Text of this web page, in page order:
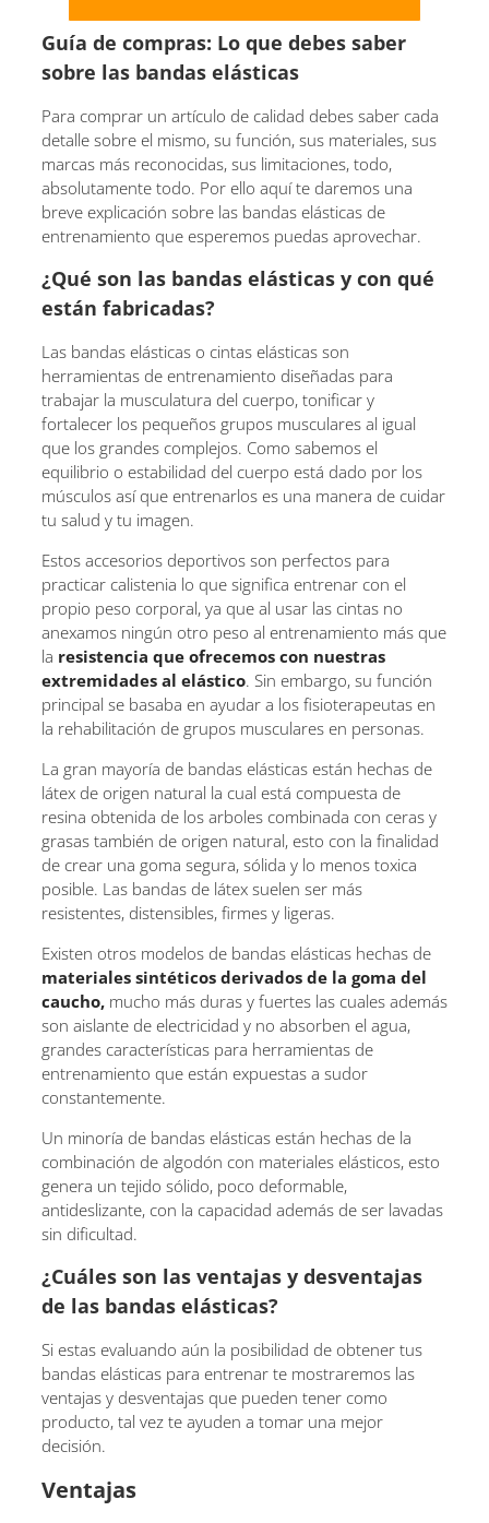
Guía de compras: Lo que debes saber
sobre las bandas elásticas
Para comprar un artículo de calidad debes saber cada
detalle sobre el mismo, su función, sus materiales, sus
marcas más reconocidas, sus limitaciones, todo,
absolutamente todo. Por ello aquí te daremos una
breve explicación sobre las bandas elásticas de
entrenamiento que esperemos puedas aprovechar.
¿Qué son las bandas elásticas y con qué
están fabricadas?
Las bandas elásticas o cintas elásticas son
herramientas de entrenamiento diseñadas para
trabajar la musculatura del cuerpo, tonificar y
fortalecer los pequeños grupos musculares al igual
que los grandes complejos. Como sabemos el
equilibrio o estabilidad del cuerpo está dado por los
músculos así que entrenarlos es una manera de cuidar
tu salud y tu imagen.
Estos accesorios deportivos son perfectos para
practicar calistenia lo que significa entrenar con el
propio peso corporal, ya que al usar las cintas no
anexamos ningún otro peso al entrenamiento más que
la resistencia que ofrecemos con nuestras
extremidades al elástico. Sin embargo, su función
principal se basaba en ayudar a los fisioterapeutas en
la rehabilitación de grupos musculares en personas.
La gran mayoría de bandas elásticas están hechas de
látex de origen natural la cual está compuesta de
resina obtenida de los arboles combinada con ceras y
grasas también de origen natural, esto con la finalidad
de crear una goma segura, sólida y lo menos toxica
posible. Las bandas de látex suelen ser más
resistentes, distensibles, firmes y ligeras.
Existen otros modelos de bandas elásticas hechas de
materiales sintéticos derivados de la goma del
caucho, mucho más duras y fuertes las cuales además
son aislante de electricidad y no absorben el agua,
grandes características para herramientas de
entrenamiento que están expuestas a sudor
constantemente.
Un minoría de bandas elásticas están hechas de la
combinación de algodón con materiales elásticos, esto
genera un tejido sólido, poco deformable,
antideslizante, con la capacidad además de ser lavadas
sin dificultad.
¿Cuáles son las ventajas y desventajas
de las bandas elásticas?
Si estas evaluando aún la posibilidad de obtener tus
bandas elásticas para entrenar te mostraremos las
ventajas y desventajas que pueden tener como
producto, tal vez te ayuden a tomar una mejor
decisión.
Ventajas